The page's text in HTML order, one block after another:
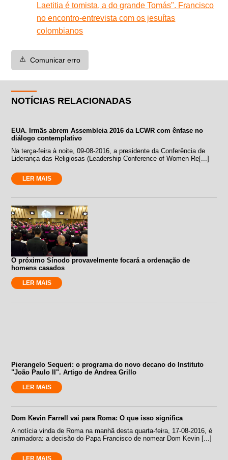
Laetitia é tomista, a do grande Tomás". Francisco
no encontro-entrevista com os jesuítas
colombianos
⚠️ Comunicar erro
NOTÍCIAS RELACIONADAS
EUA. Irmãs abrem Assembleia 2016 da LCWR com ênfase no
diálogo contemplativo
Na terça-feira à noite, 09-08-2016, a presidente da Conferência de
Liderança das Religiosas (Leadership Conference of Women Re[...]
LER MAIS
O próximo Sínodo provavelmente focará a ordenação de
homens casados
LER MAIS
Pierangelo Sequeri: o programa do novo decano do Instituto
"João Paulo II". Artigo de Andrea Grillo
LER MAIS
Dom Kevin Farrell vai para Roma: O que isso significa
A notícia vinda de Roma na manhã desta quarta-feira, 17-08-2016, é
animadora: a decisão do Papa Francisco de nomear Dom Kevin [...]
LER MAIS